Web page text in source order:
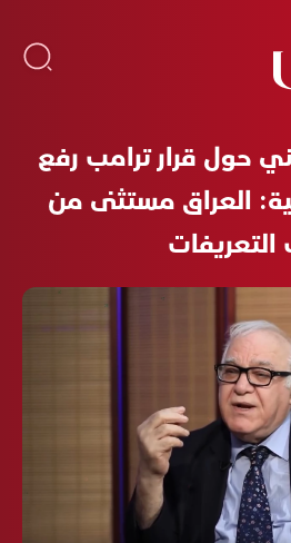
حول قرار ترامب رفع
العراق مستثنى من
التعريفات